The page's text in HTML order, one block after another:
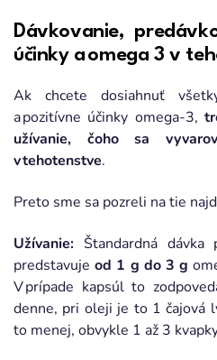
Dávkovanie,
účinky a omega 3 v
Ak chcete dosiahnuť
a pozitívne účinky omega-3,
užívanie, čoho sa
v tehotenstve.
Preto sme sa pozreli na tie
Užívanie: Štandardná
predstavujeod 1 g do 3 g
V prípade kapsúl to
denne, pri oleji je to 1 čajová
to menej, obvykle 1 až 3